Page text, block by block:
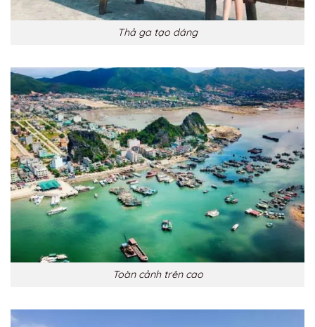
Thả ga tạo dáng
Toàn cảnh trên cao